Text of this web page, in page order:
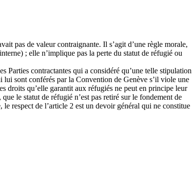
pas de valeur contraignante. Il s’agit d’une règle morale,
; elle n’implique pas la perte du statut de réfugié ou
Parties contractantes qui a considéré qu’une telle stipulation
sont conférés par la Convention de Genève s’il viole une
droits qu’elle garantit aux réfugiés ne peut en principe leur
le statut de réfugié n’est pas retiré sur le fondement de
respect de l’article 2 est un devoir général qui ne constitue